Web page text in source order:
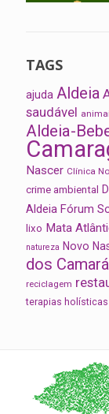
TAGS
ajuda Aldeia
saudável
Aldeia-
Nascer Clínica
crime ambiental
Aldeia Fórum
lixo Mata
natureza Novo
dos
reciclagem
terapias holísticas